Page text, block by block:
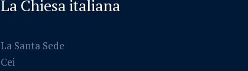
La Chiesa italiana
La Santa Sede
Cei